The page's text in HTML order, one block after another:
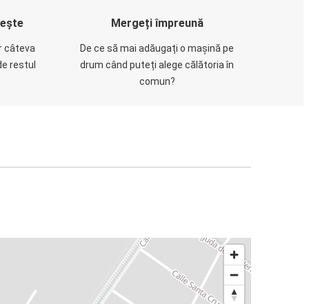
câteva
restul
Mergeți împreună
De ce să mai adăugați o mașină pe
drum când puteți alege călătoria în
comun?